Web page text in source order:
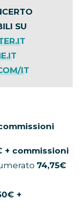
SU
IT
+ commissioni
74,75€
+